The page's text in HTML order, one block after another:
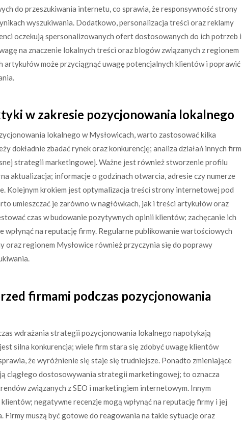
do przeszukiwania internetu, co sprawia, że responsywność strony
wyszukiwania. Dodatkowo, personalizacja treści oraz reklamy
oczekują spersonalizowanych ofert dostosowanych do ich potrzeb i
na znaczenie lokalnych treści oraz blogów związanych z regionem
może przyciągnąć uwagę potencjalnych klientów i poprawić
w zakresie pozycjonowania lokalnego
lokalnego w Mysłowicach, warto zastosować kilka
dokładnie zbadać rynek oraz konkurencję; analiza działań innych firm
strategii marketingowej. Ważne jest również stworzenie profilu
aktualizacja; informacje o godzinach otwarcia, adresie czy numerze
Kolejnym krokiem jest optymalizacja treści strony internetowej pod
umieszczać je zarówno w nagłówkach, jak i treści artykułów oraz
czas w budowanie pozytywnych opinii klientów; zachęcanie ich
wpłynąć na reputację firmy. Regularne publikowanie wartościowych
oraz regionem Mysłowice również przyczynia się do poprawy
firmami podczas pozycjonowania
wdrażania strategii pozycjonowania lokalnego napotykają
silna konkurencja; wiele firm stara się zdobyć uwagę klientów
że wyróżnienie się staje się trudniejsze. Ponadto zmieniające
ciągłego dostosowywania strategii marketingowej; to oznacza
związanych z SEO i marketingiem internetowym. Innym
negatywne recenzje mogą wpłynąć na reputację firmy i jej
Firmy muszą być gotowe do reagowania na takie sytuacje oraz